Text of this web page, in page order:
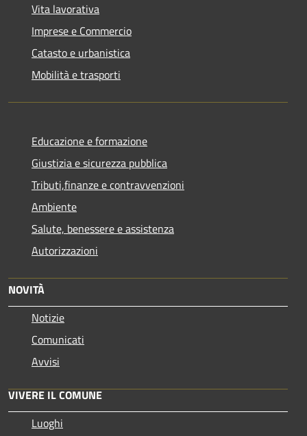
Vita lavorativa
Imprese e Commercio
Catasto e urbanistica
Mobilità e trasporti
Educazione e formazione
Giustizia e sicurezza pubblica
Tributi,finanze e contravvenzioni
Ambiente
Salute, benessere e assistenza
Autorizzazioni
NOVITÀ
Notizie
Comunicati
Avvisi
VIVERE IL COMUNE
Luoghi